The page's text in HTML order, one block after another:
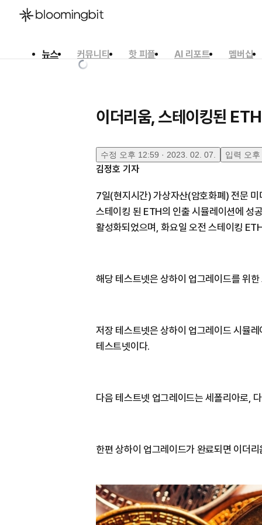
뉴스 커뮤니티 핫 피플 AI 리포트
멤버십
이더리움, 스테이킹된
수정 오후 12:59 · 2023. 02. 07. 입력 오
김정호 기자
7일(현지시간) 가상자산(암호화폐) 전문
스테이킹 된 ETH의 인출 시뮬레이션에
활성화되었으며, 화요일 오전 스테이킹
해당 테스트넷은 상하이 업그레이드를 위
저장 테스트넷은 상하이 업그레이드 시뮬
테스트넷이다.
다음 테스트넷 업그레이드는 세폴리아로,
한편 상하이 업그레이드가 완료되면 이더